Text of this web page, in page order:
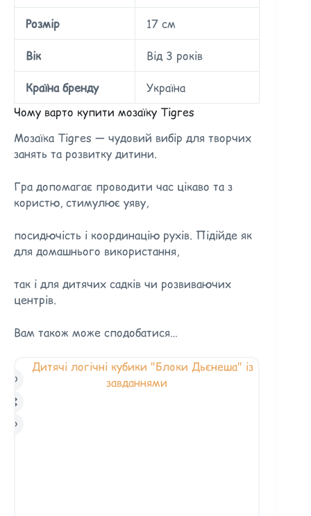
Розмір
17 см
Вік
Від 3 років
Країна бренду
Україна
Чому варто купити мозаїку Tigres
Мозаїка Tigres — чудовий вибір для творчих
занять та розвитку дитини.
Гра допомагає проводити час цікаво та з
користю, стимулює уяву,
посидючість і координацію рухів. Підійде як
для домашнього використання,
так і для дитячих садків чи розвиваючих
центрів.
Вам також може сподобатися…